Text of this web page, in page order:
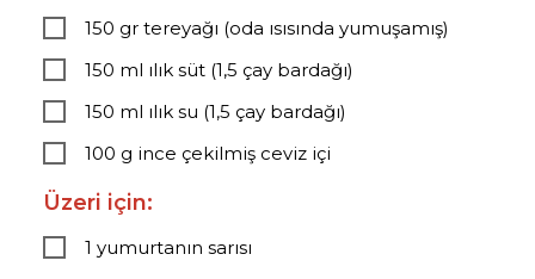
150 gr tereyağı (oda ısısında yumuşamış)
150 ml ılık süt (1,5 çay bardağı)
150 ml ılık su (1,5 çay bardağı)
100 g ince çekilmiş ceviz içi
Üzeri için:
1 yumurtanın sarısı